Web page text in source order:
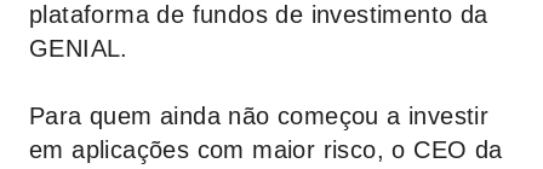
plataforma de fundos de investimento da
GENIAL.
Para quem ainda não começou a investir
em aplicações com maior risco, o CEO da